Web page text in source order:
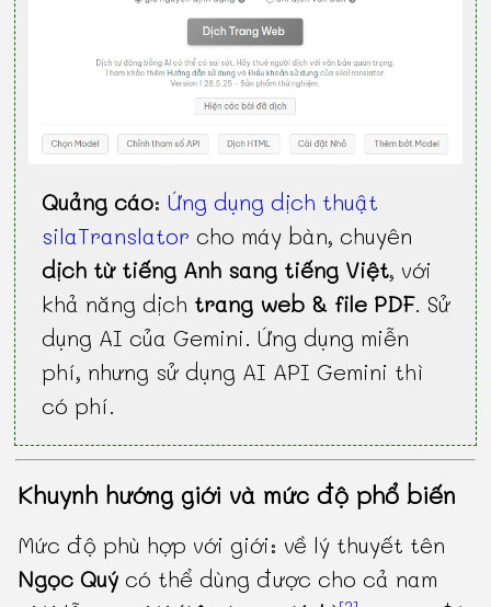
Quảng cáo:Ứng dụng dịch thuật
silaTranslator cho máy bàn, chuyên
dịch từ tiếng Anh sang tiếng Việt, với
khả năng dịch trang web & file PDF. Sử
dụng AI của Gemini. Ứng dụng miễn
phí, nhưng sử dụng AI API Gemini thì
có phí.
Khuynh hướng giới và mức độ phổ biến
Mức độ phù hợp với giới: về lý thuyết tên
Ngọc Quý có thể dùng được cho cả nam